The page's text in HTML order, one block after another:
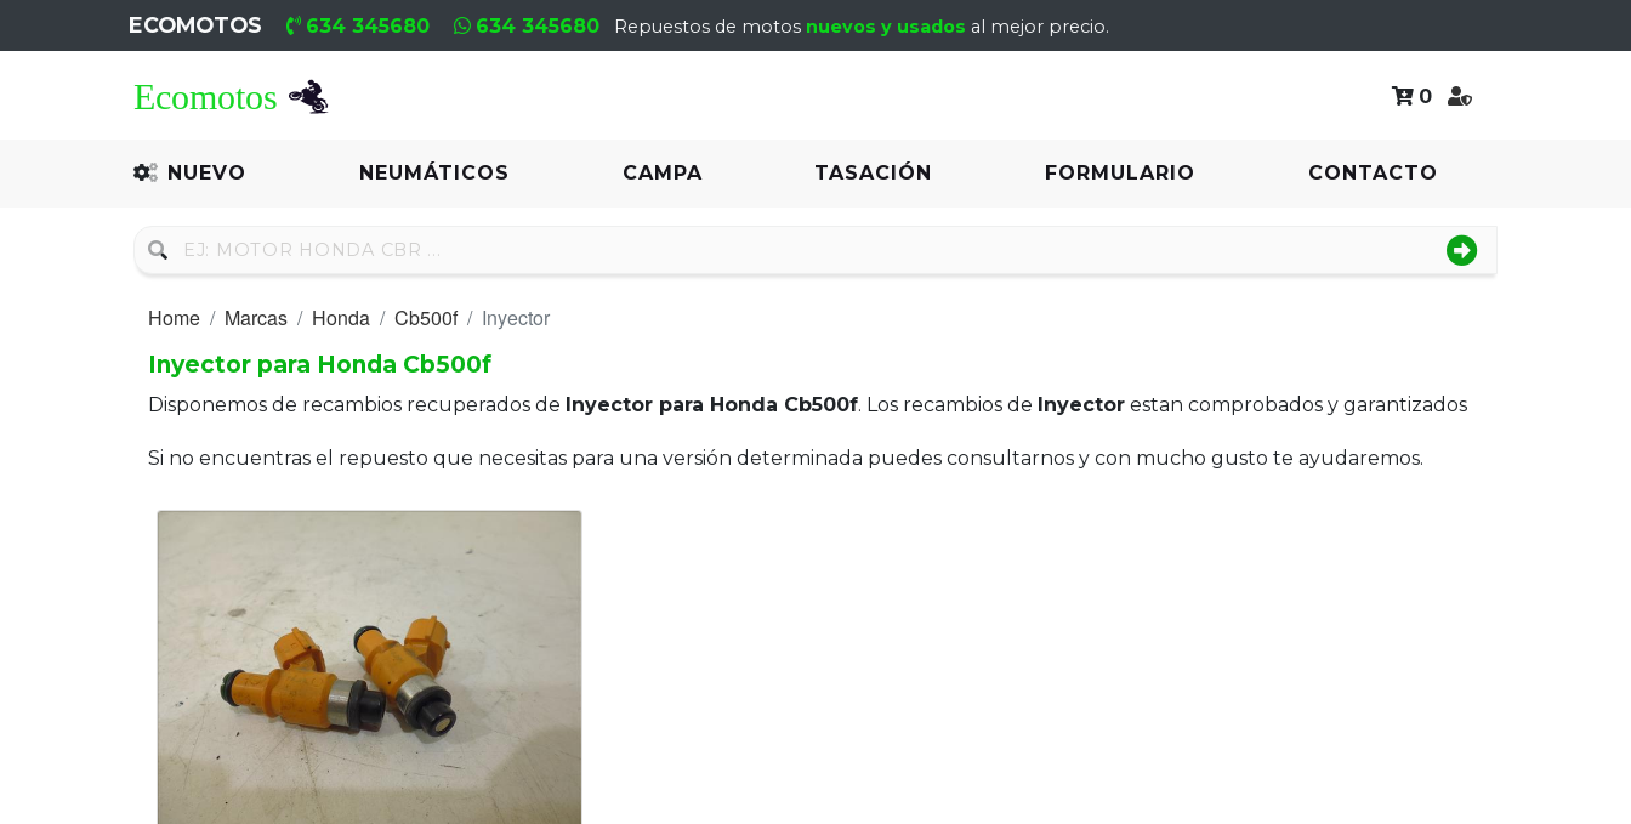
ECOMOTOS 634 345680 634 345680 Repuestos de motos nuevos y usados al mejor precio.
0
NUEVO NEUMÁTICOS CAMPA TASACIÓN FORMULARIO CONTACTO
Recambio
Neumáticos
Motores
Contacto
Home Marcas Honda Cb500f
Inyector
Inyector para Honda Cb500f
Disponemos de recambios recuperados de Inyector para Honda Cb500f. Los recambios de Inyector estan comprobados y garantizados
Si no encuentras el repuesto que necesitas para una versión determinada puedes consultarnos y con mucho gusto te ayudaremos.